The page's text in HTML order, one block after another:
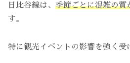
日比谷線は、 季節ごとに混雑の質
す。
特に観光イベントの影響を強く受